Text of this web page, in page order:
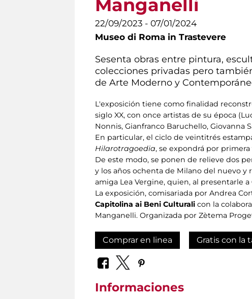
Manganelli
22/09/2023 - 07/01/2024
Museo di Roma in Trastevere
Sesenta obras entre pintura,
colecciones privadas pero
de Arte Moderno y
L'exposición tiene como finalidad
siglo XX, con once artistas de su época
Nonnis, Gianfranco Baruchello, Giovanna
En particular, el ciclo de veintitrés
Hilarotragoedia, se expondrá por
De este modo, se ponen de relieve dos
y los años ochenta de Milano del nuevo
amiga Lea Vergine, quien, al presentarle
La exposición, comisariada por Andrea
Capitolina ai Beni Culturali con la
Manganelli. Organizada por Zètema
Comprar en linea Gratis con la
Informaciones